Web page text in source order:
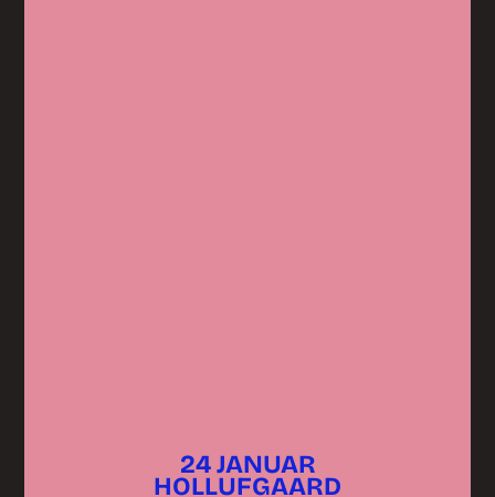
24 JANUAR
HOLLUFGAARD